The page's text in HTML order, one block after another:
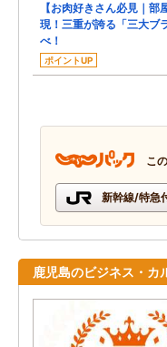
【お肉好きさん必見｜部
現！三重が誇る「三大ブ
べ！
ポイントUP
こ
新幹線/特急
鹿児島のビジネス・カ